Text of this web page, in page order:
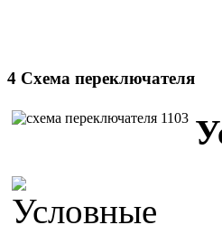
4 Схема переключателя